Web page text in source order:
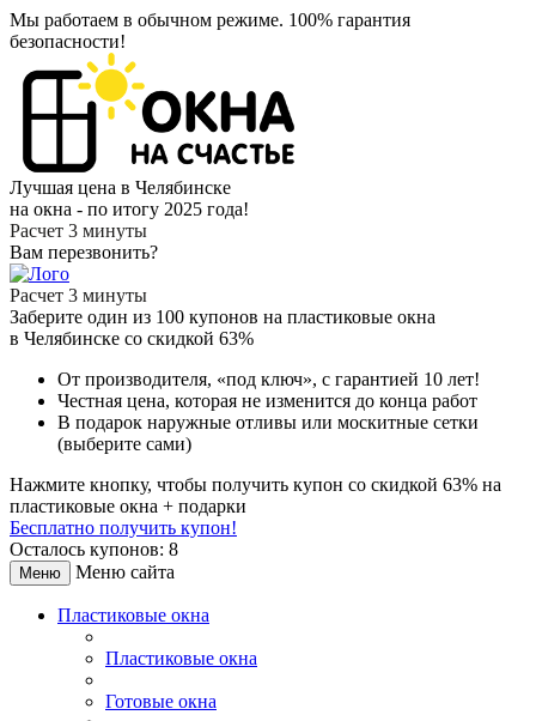
Мы работаем в обычном режиме. 100% гарантия
безопасности!
Лучшая цена в Челябинске
на окна - по итогу 2025 года!
Расчет 3 минуты
Вам перезвонить?
Расчет 3 минуты
Заберите один из 100 купонов на пластиковые окна
в Челябинске со скидкой 63%
От производителя, «под ключ», с гарантией 10 лет!
Честная цена, которая не изменится до конца работ
В подарок наружные отливы или москитные сетки
(выберите сами)
Нажмите кнопку, чтобы получить купон со скидкой 63% на
пластиковые окна + подарки
Бесплатно получить купон!
Осталось купонов: 8
Меню Меню сайта
Пластиковые окна
Пластиковые окна
Готовые окна